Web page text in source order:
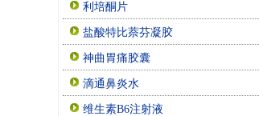
利培酮片
盐酸特比萘芬凝胶
神曲胃痛胶囊
滴通鼻炎水
维生素B6注射液